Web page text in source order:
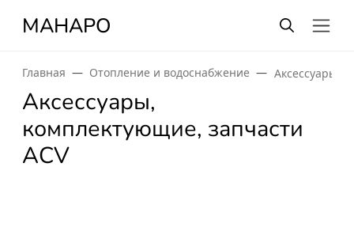
МАНАРО
Главная Отопление и водоснабжение Аксессуары и
Аксессуары,
комплектующие, запчасти
ACV